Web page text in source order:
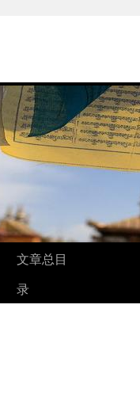
文章总目
录